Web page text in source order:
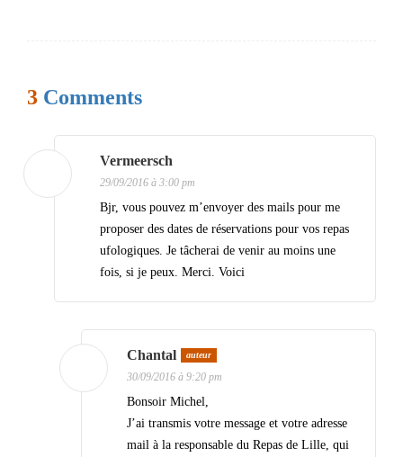
t
o
n
3 Comments
Vermeersch
29/09/2016 à 3:00 pm
Bjr, vous pouvez m’envoyer des mails pour me
proposer des dates de réservations pour vos repas
ufologiques. Je tâcherai de venir au moins une
fois, si je peux. Merci. Voici
Chantal auteur
30/09/2016 à 9:20 pm
Bonsoir Michel,
J’ai transmis votre message et votre adresse
mail à la responsable du Repas de Lille, qui